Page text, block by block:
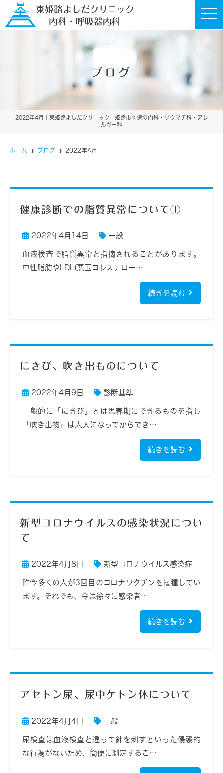
t
o
a
i
ブログ
2022年4月｜東姫路よしだクリニック｜姫路市阿保の内科・リウマチ科・アレ
ルギー科
ホーム ブログ 2022年4月
健康診断での脂質異常について①
2022年4月14日 一般
血液検査で脂質異常と指摘されることがあります。
中性脂肪やLDL(悪玉コレステロー…
続きを読む
にきび、吹き出ものについて
2022年4月9日 診断基準
一般的に「にきび」とは思春期にできるものを指し
「吹き出物」は大人になってからでき…
続きを読む
新型コロナウイルスの感染状況につい
て
2022年4月8日 新型コロナウイルス感染症
昨今多くの人が3回目のコロナワクチンを接種してい
ます。それでも、今は徐々に感染者…
続きを読む
アセトン尿、尿中ケトン体について
2022年4月4日 一般
尿検査は血液検査と違って針を刺すといった侵襲的
な行為がないため、簡便に測定するこ…